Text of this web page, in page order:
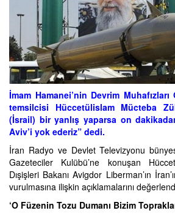
İmam Hamanei’nin Devrim
temsilcisi Hüccetülislam Mücteba
(İsrail) bir yanlış yaparsa on
Aviv’i yok ederiz” dedi.
İran Radyo ve Devlet Televizyonu
Gazeteciler Kulübü’ne konuşan
Dışişleri Bakanı Avigdor Liberman’ın
vurulmasına ilişkin açıklamalarını
‘O Füzenin Tozu Dumanı Bizim